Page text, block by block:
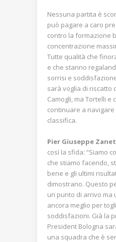
Nessuna partita è
può pagare a caro
contro la formazione
concentrazione
Tutte qualità che
e che stanno
sorrisi e
sarà voglia di riscatto
Camogli, ma Tortelli e
continuare a
classifica.
Pier Giuseppe
così la sfida: “Siamo
che stiamo facendo,
bene e gli ultimi
dimostrano. Questo
un punto di arrivo ma
ancora meglio per
soddisfazioni. Già la
President Bologna
una squadra che è